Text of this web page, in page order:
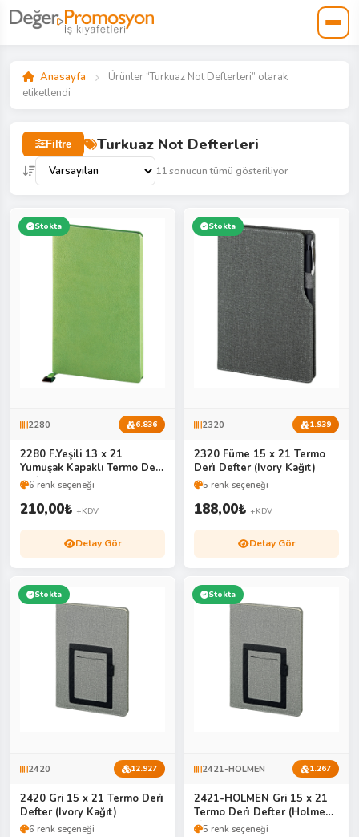
Anasayfa
Ürünler “Turkuaz Not Defterleri” olarak
etiketlendi
Filtre Turkuaz Not Defterleri
11 sonucun tümü gösteriliyor
Stokta
2280 6.836
2280 F.Yeşili 13 x 21
Yumuşak Kapaklı Termo Deri̇
Defter
6 renk seçeneği
210,00₺ +KDV
Detay Gör
Stokta
2320 1.939
2320 Füme 15 x 21 Termo
Deri̇ Defter (Ivory Kağıt)
5 renk seçeneği
188,00₺ +KDV
Detay Gör
Stokta
2420 12.927
2420 Gri 15 x 21 Termo Deri̇
Defter (Ivory Kağıt)
6 renk seçeneği
Stokta
2421-HOLMEN 1.267
2421-HOLMEN Gri 15 x 21
Termo Deri̇ Defter (Holmen
Ki̇tap Kağıdı)
5 renk seçeneği